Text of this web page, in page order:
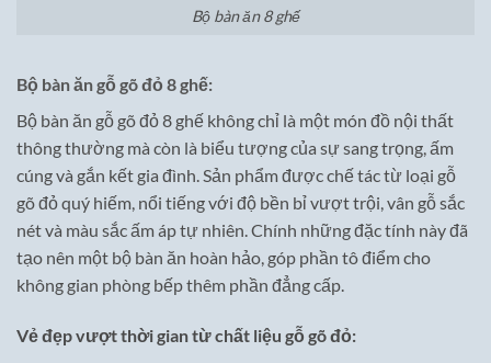
Bộ bàn ăn 8 ghế
Bộ bàn ăn gỗ gõ đỏ 8 ghế:
Bộ bàn ăn gỗ gõ đỏ 8 ghế không chỉ là một món đồ nội thất
thông thường mà còn là biểu tượng của sự sang trọng, ấm
cúng và gắn kết gia đình. Sản phẩm được chế tác từ loại gỗ
gõ đỏ quý hiếm, nổi tiếng với độ bền bỉ vượt trội, vân gỗ sắc
nét và màu sắc ấm áp tự nhiên. Chính những đặc tính này đã
tạo nên một bộ bàn ăn hoàn hảo, góp phần tô điểm cho
không gian phòng bếp thêm phần đẳng cấp.
Vẻ đẹp vượt thời gian từ chất liệu gỗ gõ đỏ: